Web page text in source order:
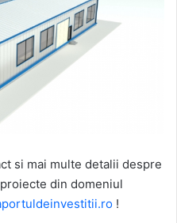
si mai multe detalii despre
din domeniul
!